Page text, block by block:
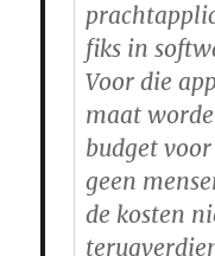
fiks in
Voor die
maat
budget
geen
de kosten